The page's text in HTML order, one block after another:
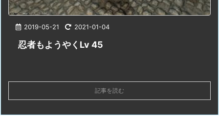
2019-05-21 2021-01-04
忍者もようやくLv 45
記事を読む